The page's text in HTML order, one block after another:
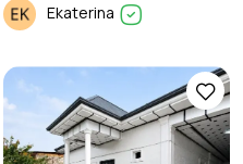
Ekaterina